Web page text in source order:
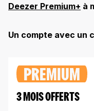
Deezer Premium+ à
Un compte avec un
PREMIUM
3 MOIS OFFERTS